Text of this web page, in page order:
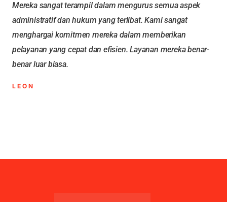
Mereka sangat terampil dalam mengurus semua aspek
administratif dan hukum yang terlibat. Kami sangat
menghargai komitmen mereka dalam memberikan
pelayanan yang cepat dan efisien. Layanan mereka benar-
benar luar biasa.
LEON